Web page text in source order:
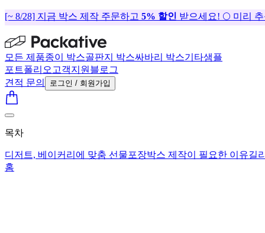
[~ 8/28] 지금 박스 제작 주문하고 5% 할인 받으세요! 🌕 미리
모든 제품종이 박스골판지 박스싸바리 박스기타샘플
포트폴리오 고객지원 블로그
견적 문의
로그인 / 회원가입
목차
디저트, 베이커리에 맞춤 선물포장박스 제작이 필요한 이유길
홈